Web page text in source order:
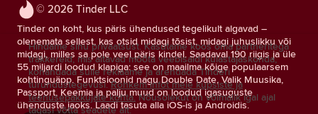
© 2026 Tinder LLC
Tinder on koht, kus päris ühendused tegelikult algavad –
olenemata sellest, kas otsid midagi tõsist, midagi juhuslikku või
midagi, milles sa pole veel päris kindel. Saadaval 190 riigis ja üle
55 miljardi loodud klapiga: see on maailma kõige populaarsem
kohtinguäpp. Funktsioonid nagu Double Date, Valik Muusika,
Passport, Keemia ja palju muud on loodud igasuguste
ühenduste jaoks. Laadi tasuta alla iOS-is ja Androidis.
Hindame sinu privaatsust. Kasutame koos oma partneritega
träkkereid, mis aitavad mõõta veebisaidi külastajaskonda,
kohandada sulle reklaame ja arendada Tinderi
turundustegevusi. Rohkem infot meie küpsiste ja
teenusepakkujate kohta. Nõusolekut on võimalik igal ajal
tagasi võtta seadete alt.